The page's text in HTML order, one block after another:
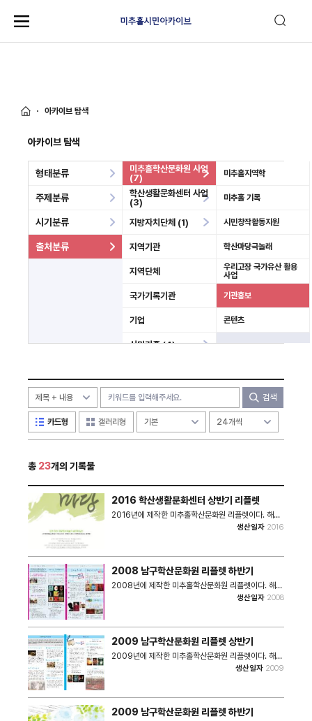
아카이브 탐색
아카이브 탐색
형태분류
주제분류
시기분류
출처분류
미추홀학산문화원 사업
(7)
미추홀지역학
미추홀 기록
시민창작활동지원
학산마당극놀래
우리고장 국가유산 활용
사업
기관홍보
콘텐츠
학산생활문화센터 사업
(3)
지방자치단체 (1)
지역기관
지역단체
국가기록기관
기업
시민기증 (4)
기타 검색
카드형 갤러리형
총 23개의 기록물
2016 학산생활문화센터 상반기 리플렛
2016년에 제작한 미추홀학산문화원 리플렛이다. 해당
리플렛에는 2016년 미추홀학산문화원 사업 내용들이
있는 날 - 어린이극 기획공연 • 쪽수 : 8쪽 • 크기 :
생산일자 2016
2008 남구학산문화원 리플렛 하반기
2008년에 제작한 미추홀학산문화원 리플렛이다. 해당
리플렛에는 2008년 미추홀학산문화원 사업 내용들이
소극장 - 학산주민문화학교 - 하품학교, 영화제 - 체험
및 기행 프로그램 - 열린음악회, 성인문해교육, 실버극
단 학산 - 공공미술 프로젝트 '더.불.어', 학산소담 • 쪽
수 : 2쪽 • 크기 : 2.27MB
생산일자 2008
2009 남구학산문화원 리플렛 상반기
2009년에 제작한 미추홀학산문화원 리플렛이다. 해당
리플렛에는 2009년 미추홀학산문화원 사업 내용들이
장 - 구민의날, 회원가입안내 - 문화학교(강의형) - 문
화학교(체험형) - 사진공모전, 학산소담, 성인문해교육,
북스타트 • 쪽수 : 2쪽 • 크기 : 1.23MB
생산일자 2009
2009 남구학산문화원 리플렛 하반기